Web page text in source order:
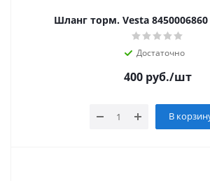
Шланг торм. Vesta
Достаточно
400руб./шт
В